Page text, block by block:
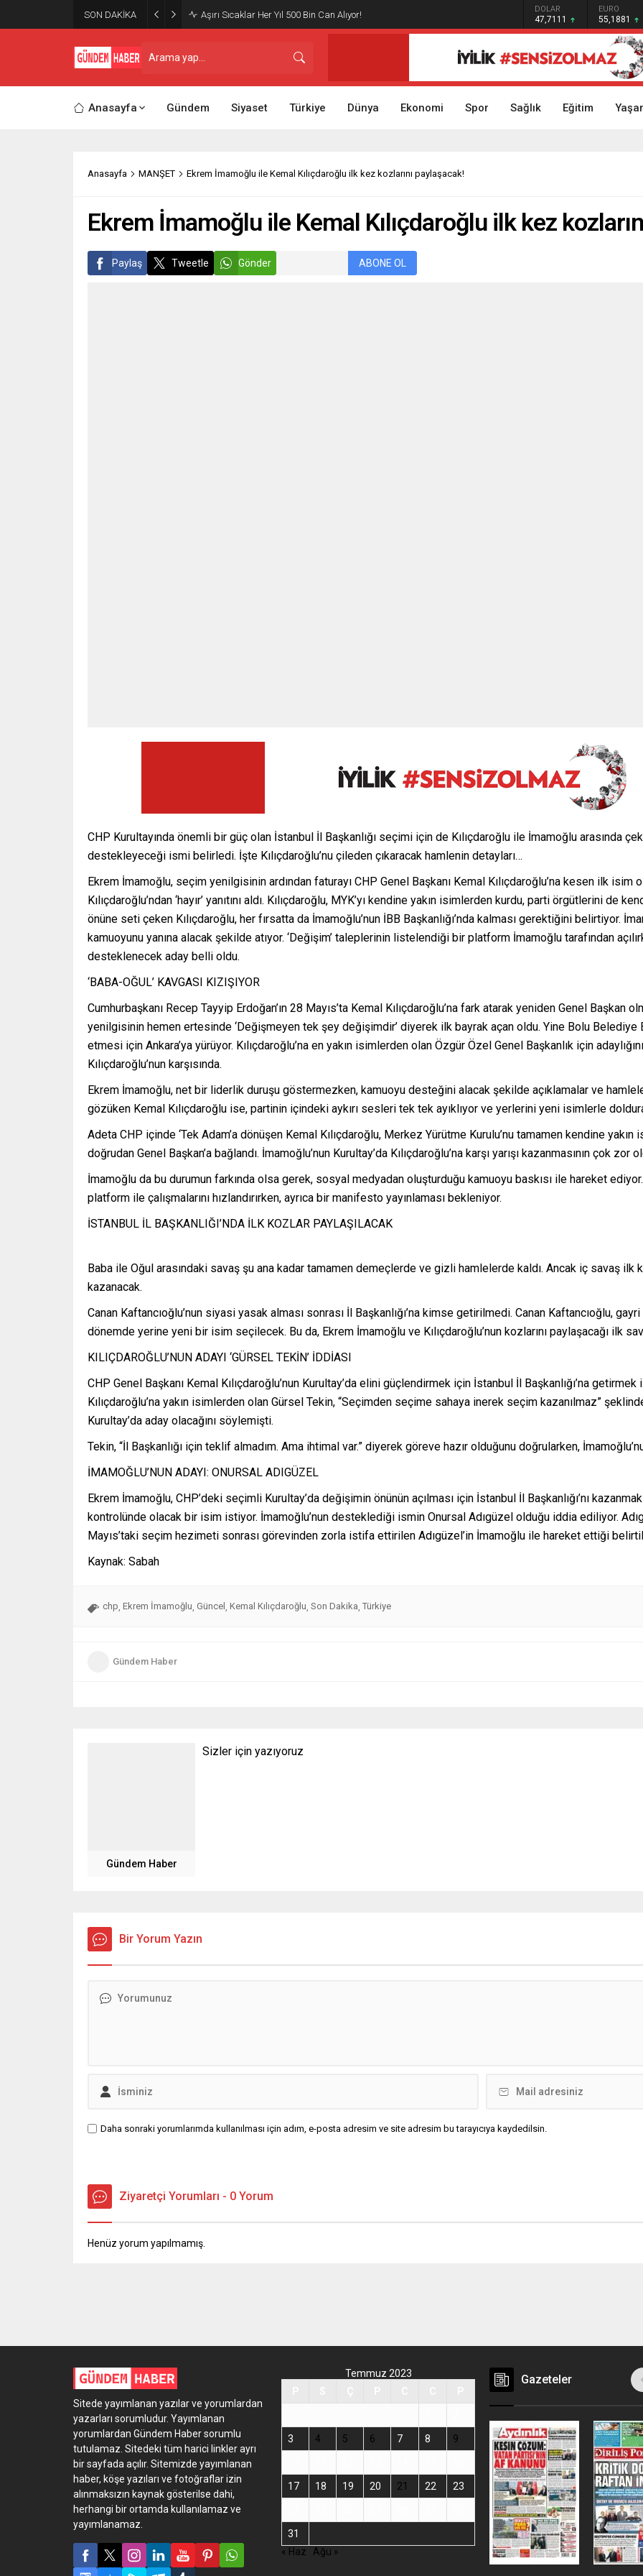
SON DAKİKA Aşırı Sıcaklar Her Yıl 500 Bin Can Alıyor! DOLAR
47,7111
EURO
55,1881
Anasayfa Gündem Siyaset Türkiye Dünya Ekonomi Spor Sağlık Eğitim
Anasayfa MANŞET Ekrem İmamoğlu ile Kemal Kılıçdaroğlu ilk kez kozlarını paylaşacak!
Ekrem İmamoğlu ile Kemal Kılıçdaroğlu ilk kez
Paylaş Tweetle Gönder ABONE OL
CHP Kurultayında önemli bir güç olan İstanbul İl Başkanlığı seçimi için de Kılıçdaroğlu ile İmamoğlu arasında
destekleyeceği ismi belirledi. İşte Kılıçdaroğlu’nu çileden çıkaracak hamlenin detayları…
Ekrem İmamoğlu, seçim yenilgisinin ardından faturayı CHP Genel Başkanı Kemal Kılıçdaroğlu’na kesen ilk isim
Kılıçdaroğlu’ndan ‘hayır’ yanıtını aldı. Kılıçdaroğlu, MYK’yı kendine yakın isimlerden kurdu, parti örgütlerini de
önüne seti çeken Kılıçdaroğlu, her fırsatta da İmamoğlu’nun İBB Başkanlığı’nda kalması gerektiğini belirtiyor.
kamuoyunu yanına alacak şekilde atıyor. ‘Değişim’ taleplerinin listelendiği bir platform İmamoğlu tarafından
desteklenecek aday belli oldu.
‘BABA-OĞUL’ KAVGASI KIZIŞIYOR
Cumhurbaşkanı Recep Tayyip Erdoğan’ın 28 Mayıs’ta Kemal Kılıçdaroğlu’na fark atarak yeniden Genel Başkan
yenilgisinin hemen ertesinde ‘Değişmeyen tek şey değişimdir’ diyerek ilk bayrak açan oldu. Yine Bolu Belediye
etmesi için Ankara’ya yürüyor. Kılıçdaroğlu’na en yakın isimlerden olan Özgür Özel Genel Başkanlık için
Kılıçdaroğlu’nun karşısında.
Ekrem İmamoğlu, net bir liderlik duruşu göstermezken, kamuoyu desteğini alacak şekilde açıklamalar ve
gözüken Kemal Kılıçdaroğlu ise, partinin içindeki aykırı sesleri tek tek ayıklıyor ve yerlerini yeni isimlerle
Adeta CHP içinde ‘Tek Adam’a dönüşen Kemal Kılıçdaroğlu, Merkez Yürütme Kurulu’nu tamamen kendine
doğrudan Genel Başkan’a bağlandı. İmamoğlu’nun Kurultay’da Kılıçdaroğlu’na karşı yarışı kazanmasının çok zor
İmamoğlu da bu durumun farkında olsa gerek, sosyal medyadan oluşturduğu kamuoyu baskısı ile hareket ediyor.
platform ile çalışmalarını hızlandırırken, ayrıca bir manifesto yayınlaması bekleniyor.
İSTANBUL İL BAŞKANLIĞI’NDA İLK KOZLAR PAYLAŞILACAK
Baba ile Oğul arasındaki savaş şu ana kadar tamamen demeçlerde ve gizli hamlelerde kaldı. Ancak iç savaş ilk
kazanacak.
Canan Kaftancıoğlu’nun siyasi yasak alması sonrası İl Başkanlığı’na kimse getirilmedi. Canan Kaftancıoğlu,
dönemde yerine yeni bir isim seçilecek. Bu da, Ekrem İmamoğlu ve Kılıçdaroğlu’nun kozlarını paylaşacağı ilk
KILIÇDAROĞLU’NUN ADAYI ‘GÜRSEL TEKİN’ İDDİASI
CHP Genel Başkanı Kemal Kılıçdaroğlu’nun Kurultay’da elini güçlendirmek için İstanbul İl Başkanlığı’na
Kılıçdaroğlu’na yakın isimlerden olan Gürsel Tekin, “Seçimden seçime sahaya inerek seçim kazanılmaz”
Kurultay’da aday olacağını söylemişti.
Tekin, “İl Başkanlığı için teklif almadım. Ama ihtimal var.” diyerek göreve hazır olduğunu doğrularken,
İMAMOĞLU’NUN ADAYI: ONURSAL ADIGÜZEL
Ekrem İmamoğlu, CHP’deki seçimli Kurultay’da değişimin önünün açılması için İstanbul İl Başkanlığı’nı
kontrolünde olacak bir isim istiyor. İmamoğlu’nun desteklediği ismin Onursal Adıgüzel olduğu iddia ediliyor.
Mayıs’taki seçim hezimeti sonrası görevinden zorla istifa ettirilen Adıgüzel’in İmamoğlu ile hareket ettiği
Kaynak: Sabah
chp Ekrem İmamoğlu Güncel Kemal Kılıçdaroğlu Son Dakika Türkiye
Gündem Haber
Gündem Haber
Sizler için yazıyoruz
Bir Yorum Yazın
Daha sonraki yorumlarımda kullanılması için adım, e-posta adresim ve site adresim bu tarayıcıya kaydedilsin.
Ziyaretçi Yorumları - 0 Yorum
Henüz yorum yapılmamış.
Sitede yayımlanan yazılar ve yorumlardan
yazarları sorumludur. Yayımlanan
yorumlardan Gündem Haber sorumlu
tutulamaz. Sitedeki tüm harici linkler ayrı
bir sayfada açılır. Sitemizde yayımlanan
haber, köşe yazıları ve fotoğraflar izin
alınmaksızın kaynak gösterilse dahi,
herhangi bir ortamda kullanılamaz ve
yayımlanamaz.
Temmuz 2023
3 4 5 6 7 8 9
17 18 19 20 21 22 23
31
« Haz
Ağu »
Gazeteler